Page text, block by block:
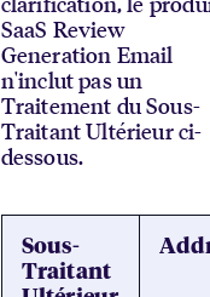
SaaS Review
Generation Email
n'inclut pas un
Traitement du Sous-
Traitant Ultérieur ci-
dessous.
Sous-
Traitant